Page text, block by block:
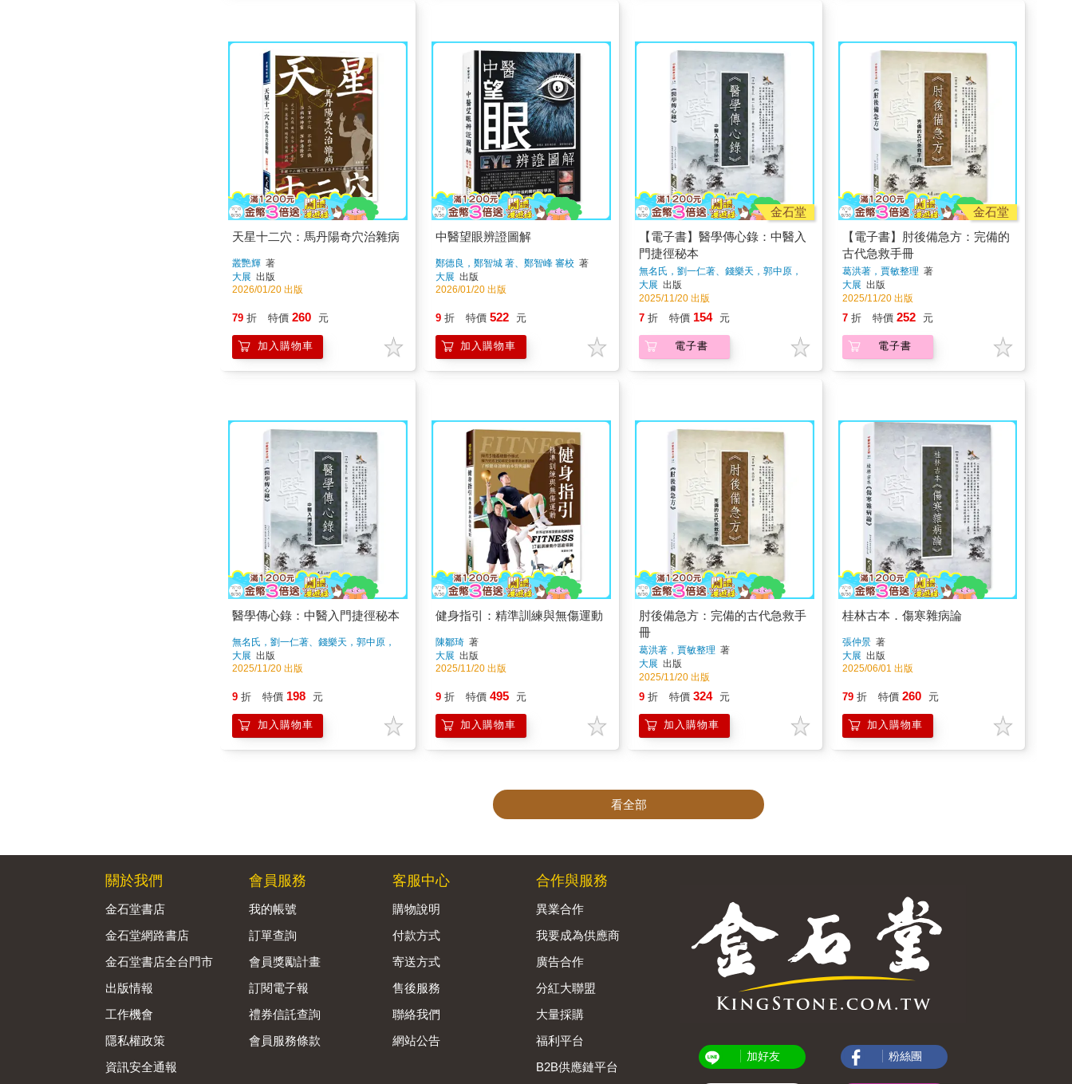
天星十二穴：馬丹陽奇穴治雜病
叢艷輝 著
大展 出版
2026/01/20 出版
79 折 特價 260 元
加入購物車
中醫望眼辨證圖解
鄭德良，鄭智城 著、鄭智峰 審校著
大展 出版
2026/01/20 出版
9 折 特價 522 元
加入購物車
金石堂
【電子書】醫學傳心錄：中醫入
門捷徑秘本
無名氏，劉一仁著、錢樂天，郭中原，
孫同軒編輯
大展 出版
2025/11/20 出版
7 折 特價 154 元
電子書
金石堂
【電子書】肘後備急方：完備的
古代急救手冊
葛洪著，賈敏整理 著
大展 出版
2025/11/20 出版
7 折 特價 252 元
電子書
醫學傳心錄：中醫入門捷徑秘本
無名氏，劉一仁著、錢樂天，郭中原，
孫同軒編輯
大展 出版
2025/11/20 出版
9 折 特價 198 元
加入購物車
健身指引：精準訓練與無傷運動
陳鄒琦 著
大展 出版
2025/11/20 出版
9 折 特價 495 元
加入購物車
肘後備急方：完備的古代急救手
冊
葛洪著，賈敏整理 著
大展 出版
2025/11/20 出版
9 折 特價 324 元
加入購物車
桂林古本．傷寒雜病論
張仲景著
大展 出版
2025/06/01 出版
79 折 特價 260 元
加入購物車
看全部
關於我們
金石堂書店
金石堂網路書店
金石堂書店全台門市
出版情報
工作機會
隱私權政策
資訊安全通報
會員服務
我的帳號
訂單查詢
會員獎勵計畫
訂閱電子報
禮券信託查詢
會員服務條款
客服中心
購物說明
付款方式
寄送方式
售後服務
聯絡我們
網站公告
合作與服務
異業合作
我要成為供應商
廣告合作
分紅大聯盟
大量採購
福利平台
B2B供應鏈平台
加好友 粉絲團